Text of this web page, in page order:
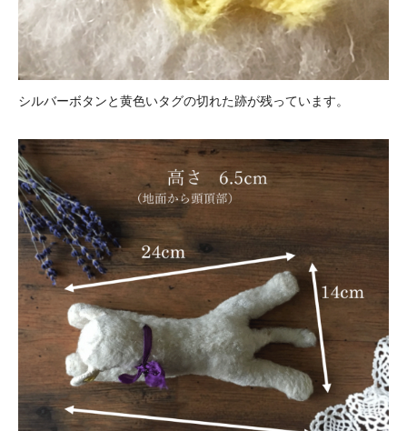
シルバーボタンと黄色いタグの切れた跡が残っています。